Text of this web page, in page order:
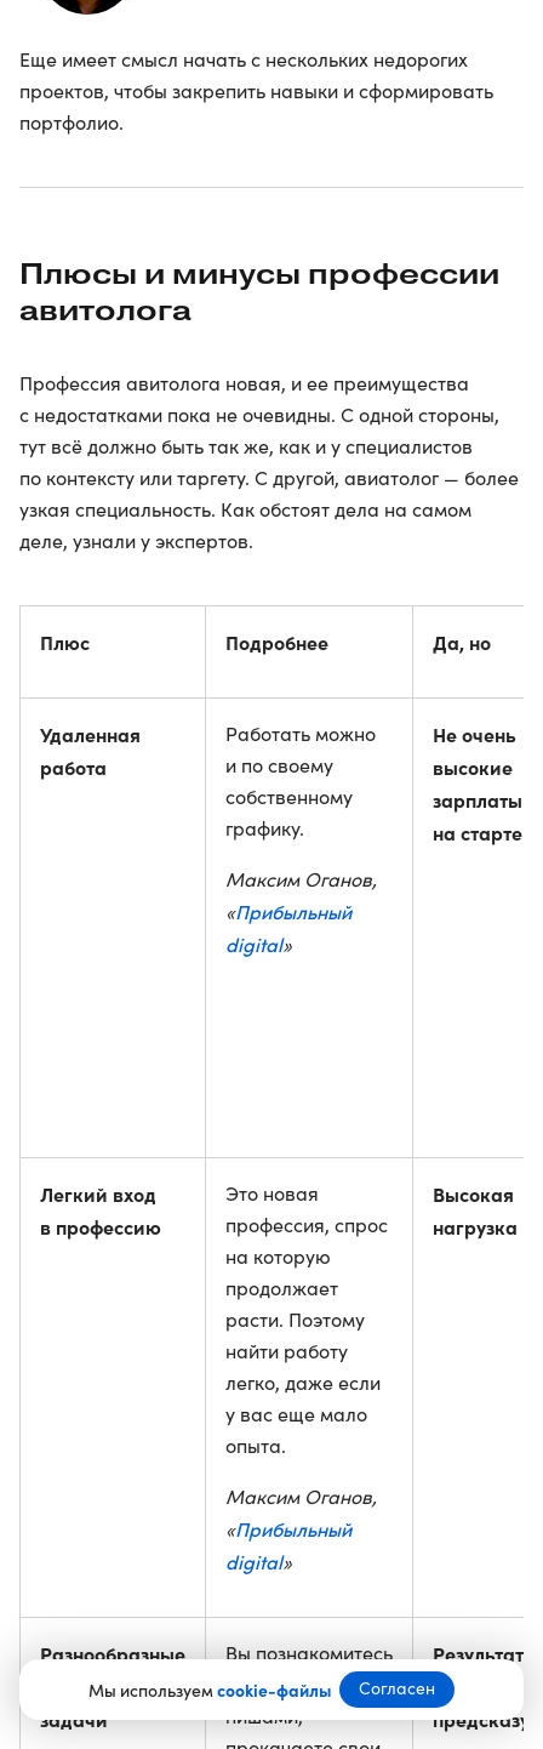
Мы используемcookie-файлы Согласен
Еще имеет смысл начать с нескольких недорогих
проектов, чтобы закрепить навыки и сформировать
портфолио.
Плюсы и минусы профессии
авитолога
Профессия авитолога новая, и ее преимущества
с недостатками пока не очевидны. С одной стороны,
тут всё должно быть так же, как и у специалистов
по контексту или таргету. С другой, авиатолог — более
узкая специальность. Как обстоят дела на самом
деле, узнали у экспертов.
Плюс Подробнее Да, но
Удаленная
работа
Работать можно
и по своему
собственному
графику.
Максим Оганов,
«Прибыльный
digital»
Не очень
высокие
зарплаты
на старте
Легкий вход
в профессию
Это новая
профессия, спрос
на которую
продолжает
расти. Поэтому
найти работу
легко, даже если
у вас еще мало
опыта.
Максим Оганов,
«Прибыльный
digital»
Высокая
нагрузка
Разнообразные
и интересные
задачи
Вы познакомитесь
с разными
нишами,
Результат
не всегда